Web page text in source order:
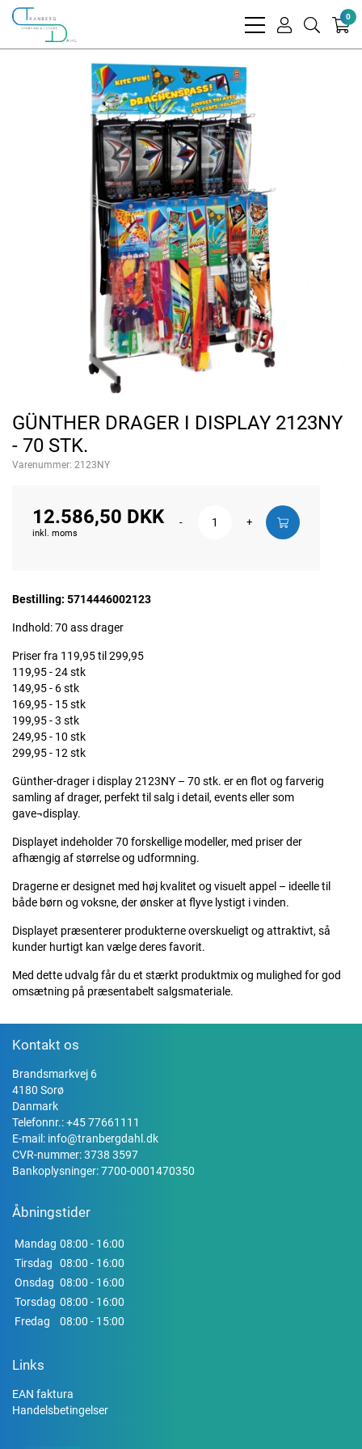
bars
user
search
0
GÜNTHER DRAGER I DISPLAY 2123NY
- 70 STK.
Varenummer: 2123NY
12.586,50 DKK
inkl. moms
- +
Bestilling: 5714446002123
Indhold: 70 ass drager
Priser fra 119,95 til 299,95
119,95 - 24 stk
149,95 - 6 stk
169,95 - 15 stk
199,95 - 3 stk
249,95 - 10 stk
299,95 - 12 stk
Günther-drager i display 2123NY – 70 stk. er en flot og farverig
samling af drager, perfekt til salg i detail, events eller som
gave¬display.
Displayet indeholder 70 forskellige modeller, med priser der
afhængig af størrelse og udformning.
Dragerne er designet med høj kvalitet og visuelt appel – ideelle til
både børn og voksne, der ønsker at flyve lystigt i vinden.
Displayet præsenterer produkterne overskueligt og attraktivt, så
kunder hurtigt kan vælge deres favorit.
Med dette udvalg får du et stærkt produktmix og mulighed for god
omsætning på præsentabelt salgsmateriale.
Kontakt os
Brandsmarkvej 6
4180 Sorø
Danmark
Telefonnr.:+45 77661111
E-mail: info@tranbergdahl.dk
CVR-nummer: 3738 3597
Bankoplysninger: 7700-0001470350
Åbningstider
Mandag 08:00 - 16:00
Tirsdag
08:00 - 16:00
Onsdag 08:00 - 16:00
Torsdag 08:00 - 16:00
Fredag
08:00 - 15:00
Links
EAN faktura
Handelsbetingelser